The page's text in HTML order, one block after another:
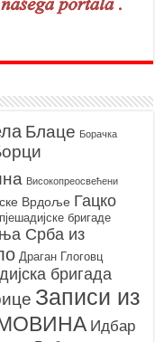
Блаце Борачкa
Високопреосвећени
Врдоље Гацко
бригаде
Срба из
Драган Глоговц
бригада
Записи из
Идбар